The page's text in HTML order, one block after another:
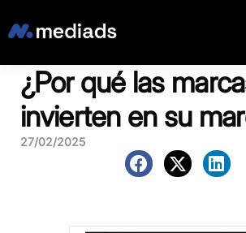
¿Por qué las
invierten en su
27/02/2025